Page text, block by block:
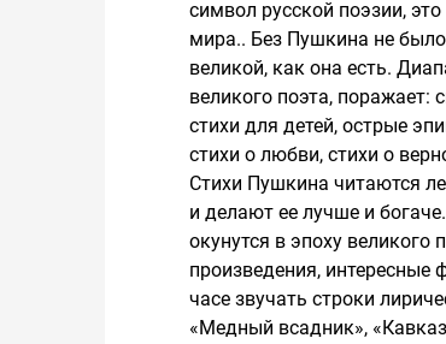
символ русской поэзии,
мира.. Без Пушкина не
великой, как она есть.
великого поэта, поражает:
стихи для детей, острые
стихи о любви, стихи о
Стихи Пушкина читаются
и делают ее лучше и
окунутся в эпоху
произведения, интересные
часе звучать строки
«Медный всадник»,